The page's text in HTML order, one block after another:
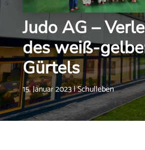
Judo AG –
des weiß-
Gürtels
15. Januar 2023|Schulleben